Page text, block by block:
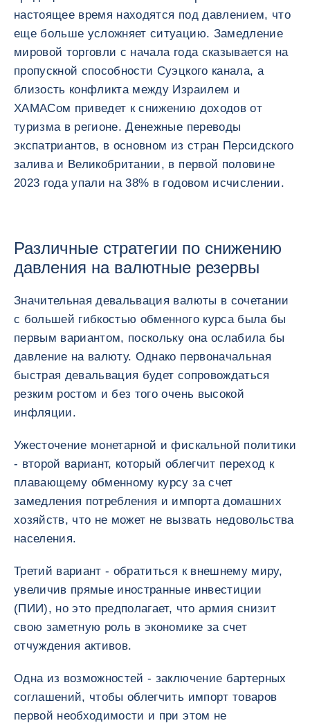
настоящее время находятся под давлением, что
еще больше усложняет ситуацию. Замедление
мировой торговли с начала года сказывается на
пропускной способности Суэцкого канала, а
близость конфликта между Израилем и
ХАМАСом приведет к снижению доходов от
туризма в регионе. Денежные переводы
экспатриантов, в основном из стран Персидского
залива и Великобритании, в первой половине
2023 года упали на 38% в годовом исчислении.
Различные стратегии по снижению
давления на валютные резервы
Значительная девальвация валюты в сочетании
с большей гибкостью обменного курса была бы
первым вариантом, поскольку она ослабила бы
давление на валюту. Однако первоначальная
быстрая девальвация будет сопровождаться
резким ростом и без того очень высокой
инфляции.
Ужесточение монетарной и фискальной политики
- второй вариант, который облегчит переход к
плавающему обменному курсу за счет
замедления потребления и импорта домашних
хозяйств, что не может не вызвать недовольства
населения.
Третий вариант - обратиться к внешнему миру,
увеличив прямые иностранные инвестиции
(ПИИ), но это предполагает, что армия снизит
свою заметную роль в экономике за счет
отчуждения активов.
Одна из возможностей - заключение бартерных
соглашений, чтобы облегчить импорт товаров
первой необходимости и при этом не